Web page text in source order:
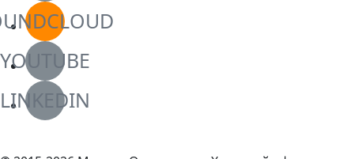
YOUTUBE
LINKEDIN